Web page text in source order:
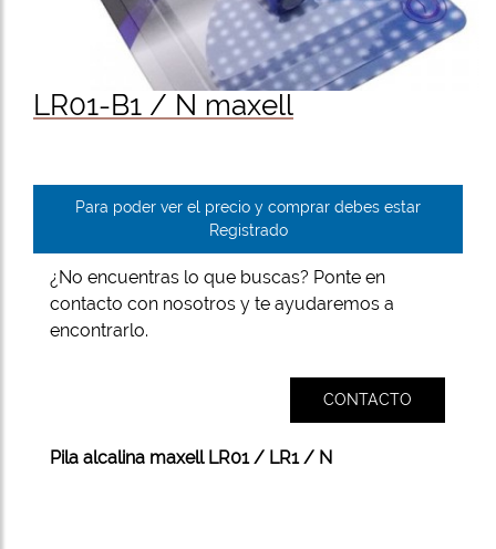
LR01-B1 / N maxell
Para poder ver el precio y comprar debes estar
Registrado
¿No encuentras lo que buscas? Ponte en
contacto con nosotros y te ayudaremos a
encontrarlo.
CONTACTO
Pila alcalina maxell LR01 / LR1 / N